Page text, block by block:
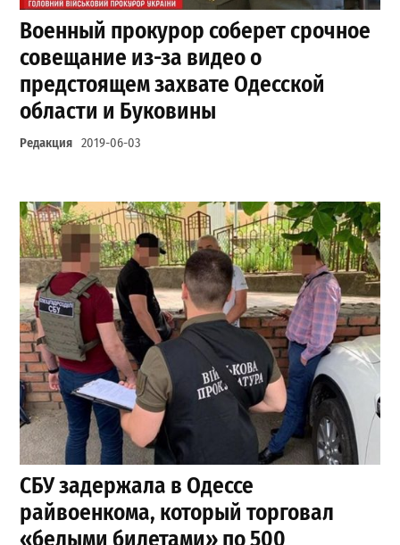
Военный прокурор соберет срочное
совещание из-за видео о
предстоящем захвате Одесской
области и Буковины
Редакция 2019-06-03
СБУ задержала в Одессе
райвоенкома, который торговал